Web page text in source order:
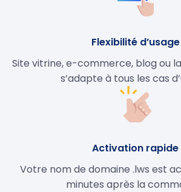
Flexibilité d’usage
Site vitrine, e-commerce, blog ou
s’adapte à tous les cas
Activation rapide
Votre nom de domaine .lws est
minutes après la